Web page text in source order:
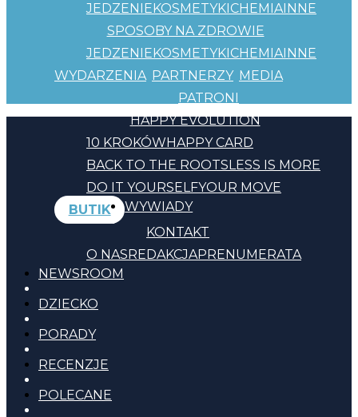
JEDZENIEKOSMETYKICHEMIAINNE
SPOSOBY NA ZDROWIE
JEDZENIEKOSMETYKICHEMIAINNE
WYDARZENIA PARTNERZY
PATRONI
MEDIA
HAPPY EVOLUTION
10 KROKÓWHAPPY CARD
BACK TO THE ROOTSLESS IS MORE
DO IT YOURSELFYOUR MOVE
BUTIK
KONTAKT
O NASREDAKCJAPRENUMERATA
WYWIADY
NEWSROOM
DZIECKO
PORADY
RECENZJE
POLECANE